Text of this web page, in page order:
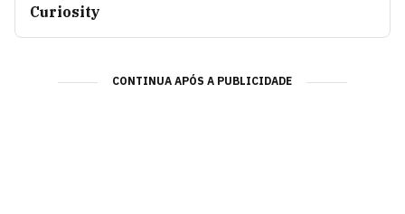
Curiosity
CONTINUA APÓS A PUBLICIDADE